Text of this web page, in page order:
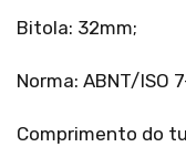
Bitola: 32mm;
Norma: ABNT/ISO
Comprimento do